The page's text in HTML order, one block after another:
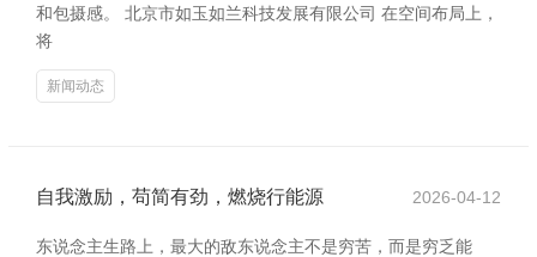
和包摄感。 北京市如玉如兰科技发展有限公司 在空间布局上，
将
新闻动态
自我激励，苟简有劲，燃烧行能源 2026-04-12
东说念主生路上，最大的敌东说念主不是穷苦，而是穷乏能